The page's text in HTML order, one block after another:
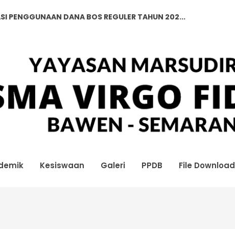
PENGGUNAAN DANA BOS REGULER TAHUN 202...
PENGGUNAAN DANA BOS REGULER TAHUN 202...
Kesiswaan Galeri PPDB File Download